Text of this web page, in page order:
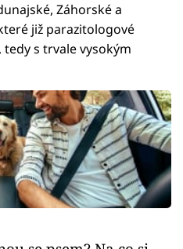
Záhorské a
již parazitologové
tedy s trvale vysokým